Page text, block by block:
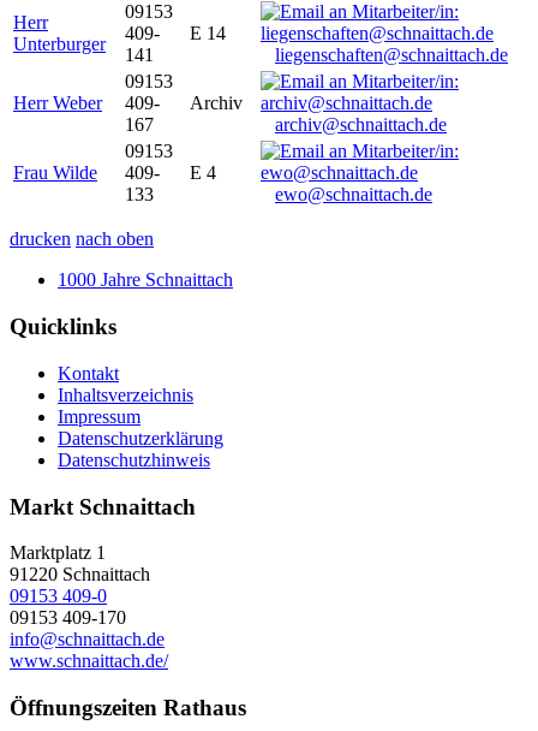
Herr
Unterburger
09153
409-
141
E 14
liegenschaften@schnaittach.de
Herr Weber
09153
409-
167
Archiv
archiv@schnaittach.de
Frau Wilde
09153
409-
133
E 4
ewo@schnaittach.de
drucken nach oben
1000 Jahre Schnaittach
Quicklinks
Kontakt
Inhaltsverzeichnis
Impressum
Datenschutzerklärung
Datenschutzhinweis
Markt Schnaittach
Marktplatz 1
91220 Schnaittach
09153 409-0
09153 409-170
info@schnaittach.de
www.schnaittach.de/
Öffnungszeiten Rathaus